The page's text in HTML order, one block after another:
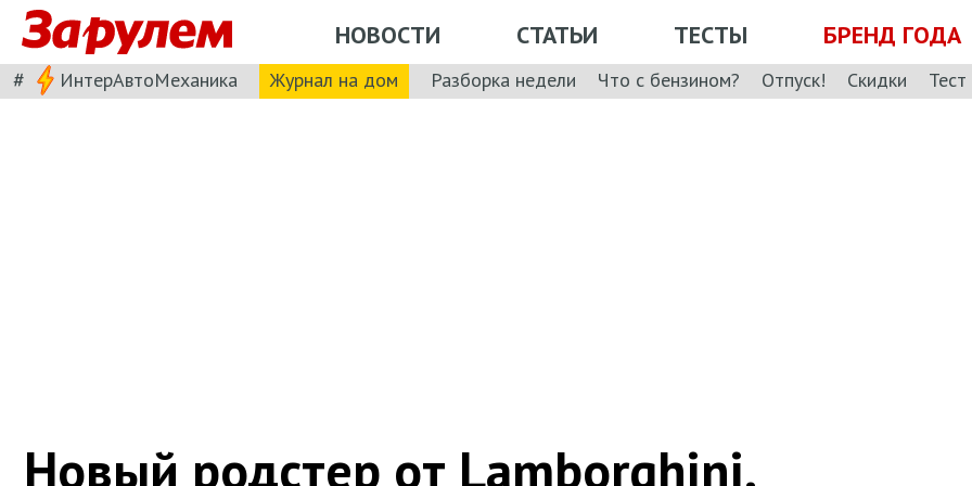
НОВОСТИ СТАТЬИ ТЕСТЫ БРЕНД ГОДА
# ИнтерАвтоМеханика Журнал на дом Разборка недели Что с бензином? Отпуск! Скидки
Новый родстер от Lamborghini.